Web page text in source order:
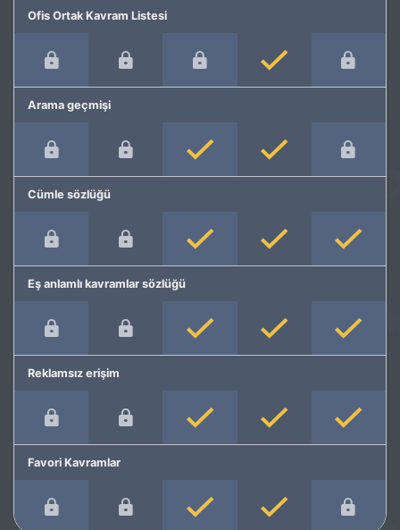
Ofis Ortak Kavram Listesi
Arama geçmişi
Cümle sözlüğü
Eş anlamlı kavramlar sözlüğü
Reklamsız erişim
Favori Kavramlar